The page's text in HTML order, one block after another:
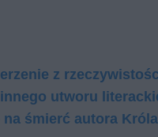
z
utworu
śmierć autora